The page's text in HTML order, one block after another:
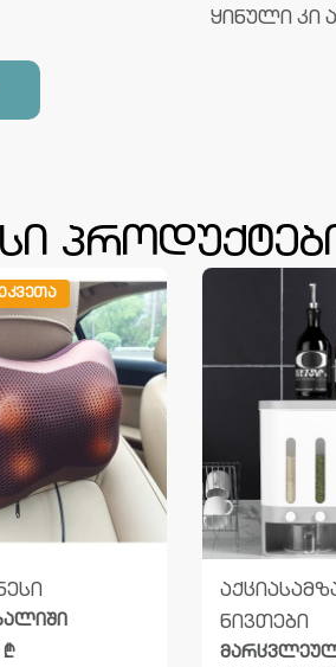
ყინული კი
₾
აქცია
ნივთები